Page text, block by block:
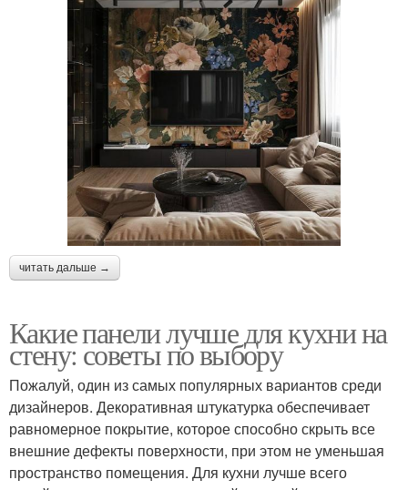
читать дальше →
Какие панели лучше для кухни на
стену: советы по выбору
Пожалуй, один из самых популярных вариантов среди
дизайнеров. Декоративная штукатурка обеспечивает
равномерное покрытие, которое способно скрыть все
внешние дефекты поверхности, при этом не уменьшая
пространство помещения. Для кухни лучше всего